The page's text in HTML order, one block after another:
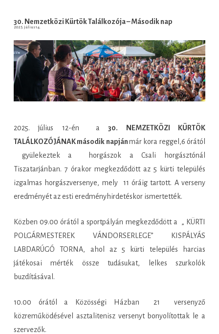
30. Nemzetközi Kürtök Találkozója – Második nap
2025. július 14.
2025. július 12-én a30. NEMZETKÖZI KÜRTÖK
TALÁLKOZÓJÁNAK második napjánmár kora reggel,6 órától
gyülekeztek a horgászok a Csali horgásztónál
Tiszatarjánban. 7 órakor megkezdődött az 5 kürti település
izgalmas horgászversenye, mely 11 óráig tartott. A verseny
eredményét az esti eredményhirdetéskor ismertették.
Közben 09.00 órától a sportpályán megkezdődött a „ KÜRTI
POLGÁRMESTEREK VÁNDORSERLEGE” KISPÁLYÁS
LABDARÚGÓ TORNA, ahol az 5 kürti település harcias
játékosai mérték össze tudásukat, lelkes szurkolók
buzdításával.
10.00 órától a Közösségi Házban 21 versenyző
közreműködésével asztalitenisz versenyt bonyolítottak le a
szervezők.